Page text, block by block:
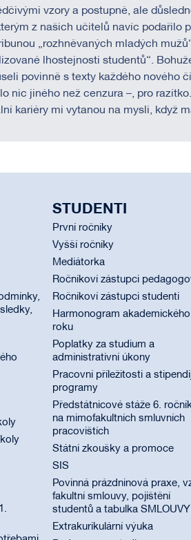
vzory a postupně, ale
z našich učitelů navíc podařilo
„rozhněvaných mladých
lhostejnosti studentů“.
povinně s texty každého nového
nic jiného než cenzura –, pro
kariéry mi vytanou na mysli, když
STUDENTI
První ročníky
Vyšší ročníky
Mediátorka
Ročníkoví zástupci
Ročníkoví zástupci studenti
Harmonogram akademického
roku
Poplatky za studium a
administrativní úkony
Pracovní příležitosti a
programy
Předstátnicové stáže 6.
na mimofakultních smluvních
pracovištích
Státní zkoušky a promoce
SIS
Povinná prázdninová praxe,
fakultní smlouvy, pojištění
studentů a tabulka SMLOUVY
Extrakurikulární výuka